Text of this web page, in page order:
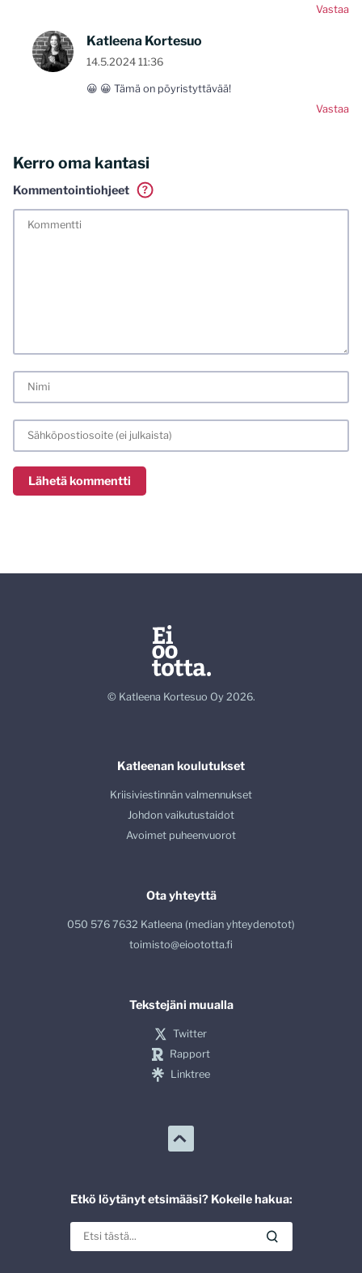
Vastaa
Katleena Kortesuo
14.5.2024 11:36
😀 😀 Tämä on pöyristyttävää!
Vastaa
Kerro oma kantasi
Kommentointiohjeet
?
meiliosoitteen. Minua ja mielipiteitäni saa ilman muuta
© Katleena Kortesuo Oy 2026.
Katleenan koulutukset
Kriisiviestinnän valmennukset
Johdon vaikutustaidot
Avoimet puheenvuorot
Ota yhteyttä
050 576 7632 Katleena (median yhteydenotot)
toimisto@eioototta.fi
Tekstejäni muualla
Twitter
Rapport
Linktree
Etkö löytänyt etsimääsi? Kokeile hakua: